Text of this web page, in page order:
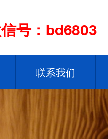
号：bd6803
联系我们